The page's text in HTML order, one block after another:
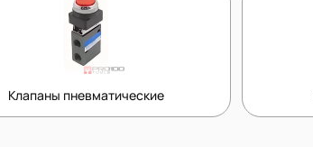
Клапаны пневматические